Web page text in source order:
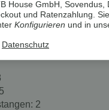
wurde in
erfolgt ohne
2
House GmbH,
und Ratenzahlung.
Konfigurieren und in
Datenschutz